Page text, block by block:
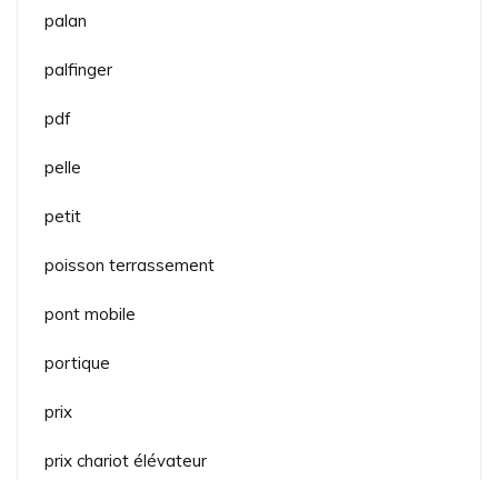
palan
palfinger
pdf
pelle
petit
poisson terrassement
pont mobile
portique
prix
prix chariot élévateur